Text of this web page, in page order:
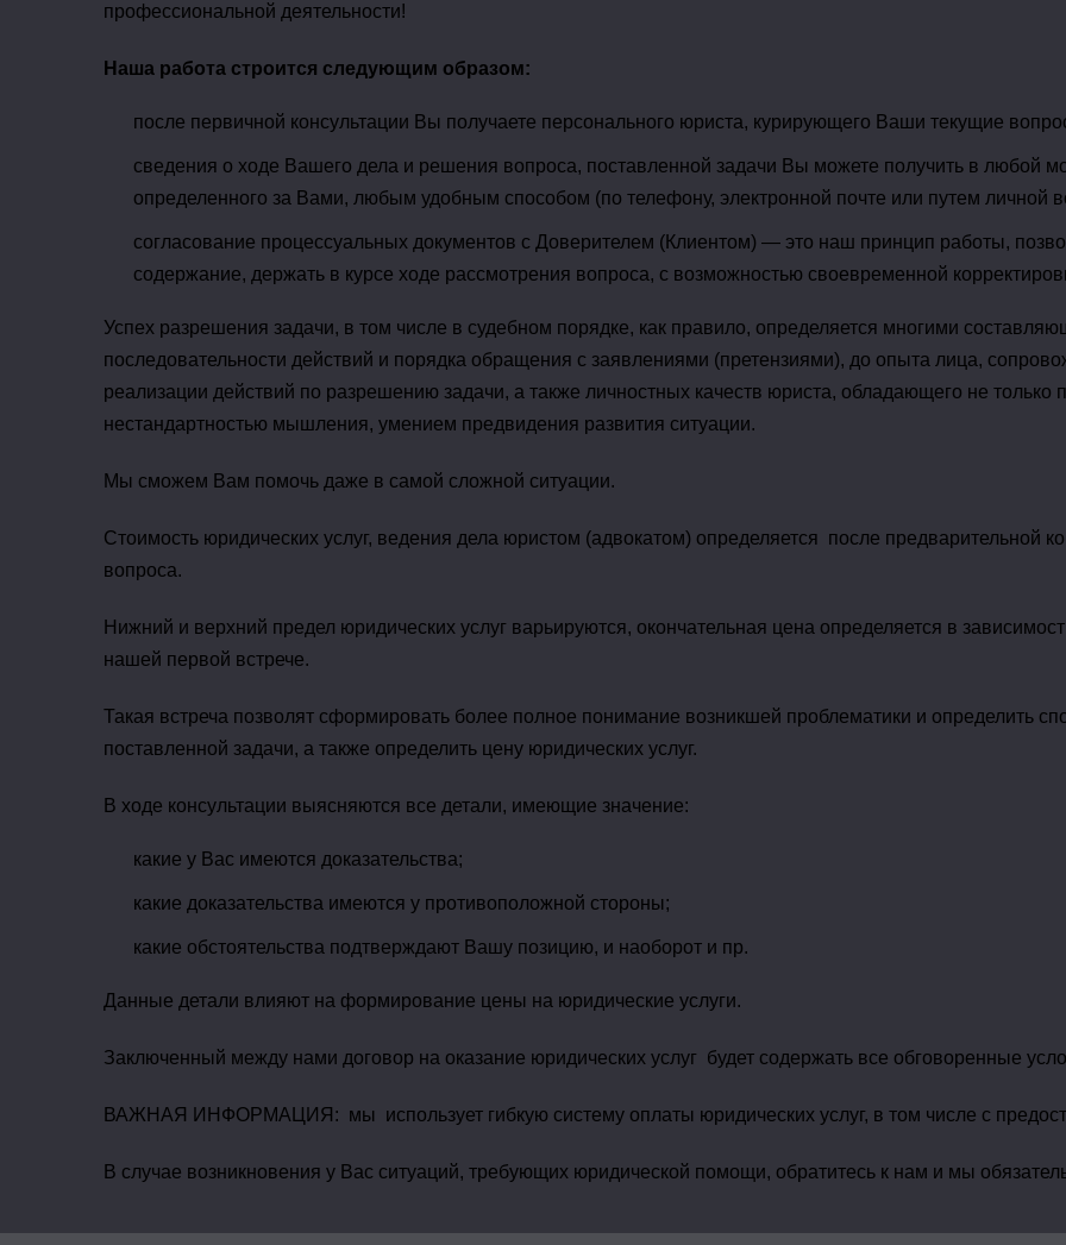
профессиональной деятельности!
Наша работа строится следующим образом:
после первичной консультации Вы получаете персонального юриста, курирующего Ваши текущие
сведения о ходе Вашего дела и решения вопроса, поставленной задачи Вы можете получить в любой
определенного за Вами, любым удобным способом (по телефону, электронной почте или путем личной
согласование процессуальных документов с Доверителем (Клиентом) — это наш принцип работы,
содержание, держать в курсе ходе рассмотрения вопроса, с возможностью своевременной
Успех разрешения задачи, в том числе в судебном порядке, как правило, определяется многими
последовательности действий и порядка обращения с заявлениями (претензиями), до опыта лица,
реализации действий по разрешению задачи, а также личностных качеств юриста, обладающего не
нестандартностью мышления, умением предвидения развития ситуации.
Мы сможем Вам помочь даже в самой сложной ситуации.
Стоимость юридических услуг, ведения дела юристом (адвокатом) определяется после предварительной
вопроса.
Нижний и верхний предел юридических услуг варьируются, окончательная цена определяется в
нашей первой встрече.
Такая встреча позволят сформировать более полное понимание возникшей проблематики и определить
поставленной задачи, а также определить цену юридических услуг.
В ходе консультации выясняются все детали, имеющие значение:
какие у Вас имеются доказательства;
какие доказательства имеются у противоположной стороны;
какие обстоятельства подтверждают Вашу позицию, и наоборот и пр.
Данные детали влияют на формирование цены на юридические услуги.
Заключенный между нами договор на оказание юридических услуг будет содержать все обговоренные
ВАЖНАЯ ИНФОРМАЦИЯ: мы использует гибкую систему оплаты юридических услуг, в том числе с
В случае возникновения у Вас ситуаций, требующих юридической помощи, обратитесь к нам и мы